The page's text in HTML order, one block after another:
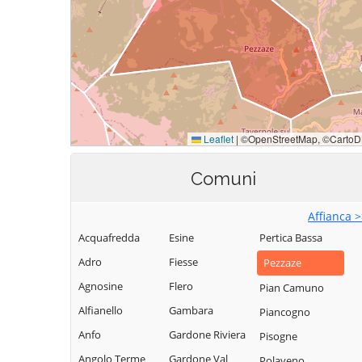
Comuni
Affianca
Acquafredda
Adro
Agnosine
Alfianello
Anfo
Angolo Terme
Esine
Fiesse
Flero
Gambara
Gardone Riviera
Gardone Val
Pertica Bassa
Pezzaze
Pian Camuno
Piancogno
Pisogne